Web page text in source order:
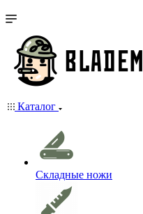
Каталог
Складные ножи